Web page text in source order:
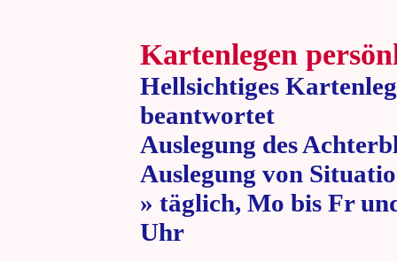
Kartenlegen
Hellsichtiges
beantwortet
Auslegung des
Auslegung von
» täglich, Mo bis Fr
Uhr » 80